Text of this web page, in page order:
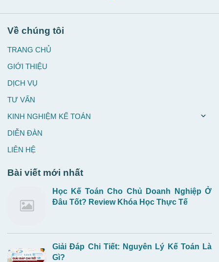
Về chúng tôi
TRANG CHỦ
GIỚI THIỆU
DỊCH VỤ
TƯ VẤN
KINH NGHIỆM KẾ TOÁN
DIỄN ĐÀN
LIÊN HỆ
Bài viết mới nhất
Học Kế Toán Cho Chủ Doanh Nghiệp Ở
Đâu Tốt? Review Khóa Học Thực Tế
Giải Đáp Chi Tiết: Nguyên Lý Kế Toán Là
Gì?